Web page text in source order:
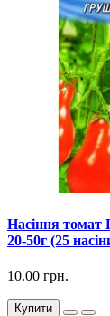
Насіння томат
20-50г (25
10.00 грн.
Купити